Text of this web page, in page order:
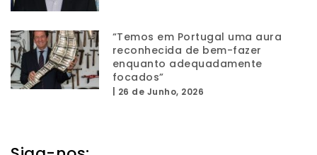
“Temos em Portugal uma aura
reconhecida de bem-fazer
enquanto adequadamente
focados”
26 de Junho, 2026